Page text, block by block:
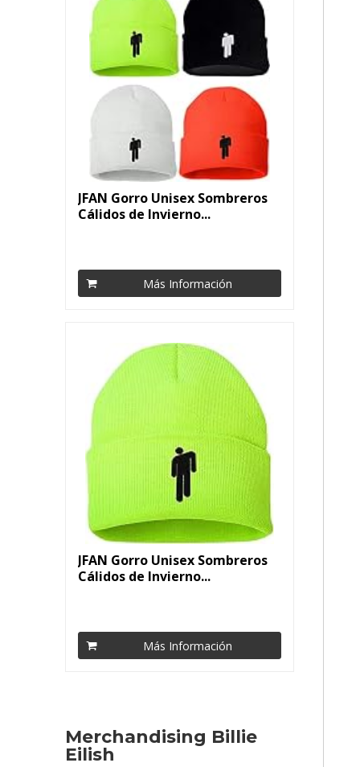
JFAN Gorro Unisex Sombreros
Cálidos de Invierno...
Más Información
JFAN Gorro Unisex Sombreros
Cálidos de Invierno...
Más Información
Merchandising Billie
Eilish